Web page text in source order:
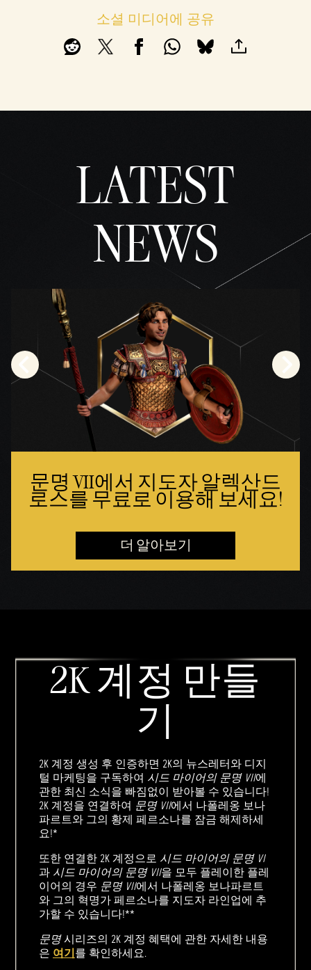
YouTu
e 서
버로
소셜 미디어에 공유
LATEST
NEWS
문명 VII에서 지도자 알렉산드
로스를 무료로 이용해 보세요!
더 알아보기
2K 계정 만들
기
2K 계정 생성 후 인증하면 2K의 뉴스레터와 디지
털 마케팅을 구독하여 시드 마이어의 문명 VII에
관한 최신 소식을 빠짐없이 받아볼 수 있습니다!
2K 계정을 연결하여 문명 VII에서 나폴레옹 보나
파르트와 그의 황제 페르소나를 잠금 해제하세
요!*
또한 연결한 2K 계정으로 시드 마이어의 문명 VI
과 시드 마이어의 문명 VII을 모두 플레이한 플레
이어의 경우 문명 VII에서 나폴레옹 보나파르트
와 그의 혁명가 페르소나를 지도자 라인업에 추
가할 수 있습니다!**
문명시리즈의 2K 계정 혜택에 관한 자세한 내용
은 여기를 확인하세요.